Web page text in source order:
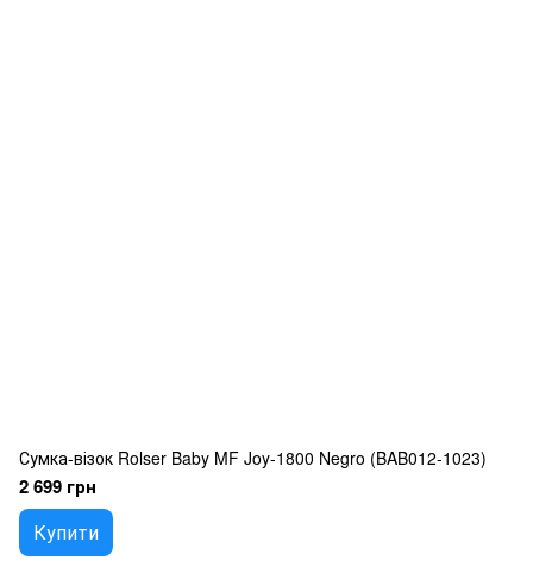
Сумка-візок Rolser Baby MF Joy-1800 Negro (BAB012-1023)
2 699 грн
Купити